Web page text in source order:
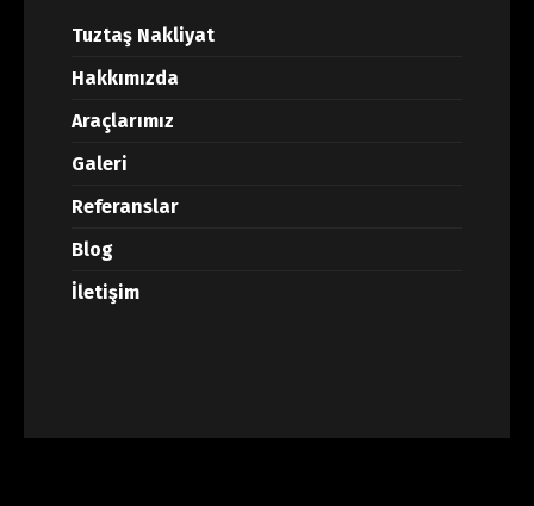
Tuztaş Nakliyat
Hakkımızda
Araçlarımız
Galeri
Referanslar
Blog
İletişim